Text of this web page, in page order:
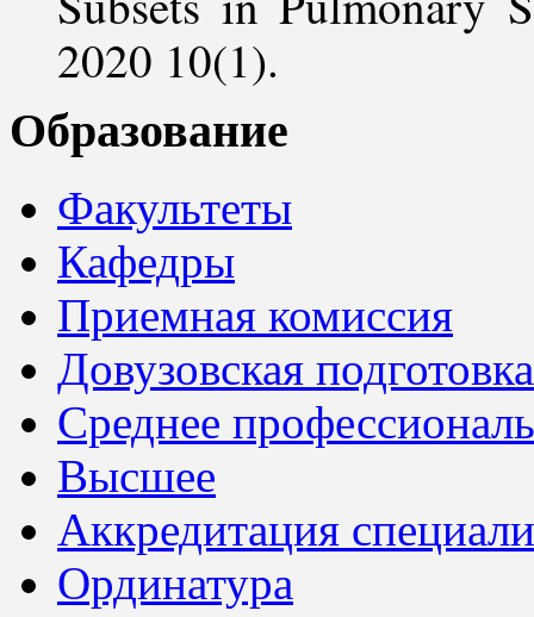
2020 10(1).
Образование
Факультеты
Кафедры
Приемная комиссия
Довузовская подготовка
Среднее
Высшее
Аккредитация
Ординатура